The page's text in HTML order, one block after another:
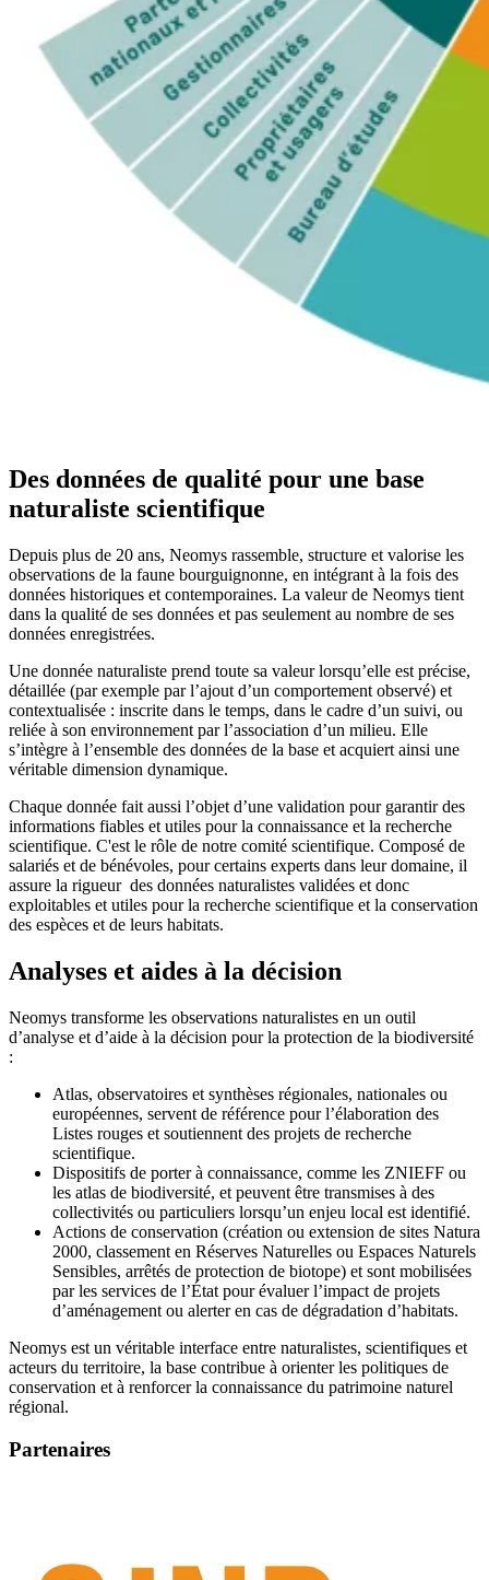
Des données de qualité pour une base
naturaliste scientifique
Depuis plus de 20 ans, Neomys rassemble, structure et valorise les
observations de la faune bourguignonne, en intégrant à la fois des
données historiques et contemporaines. La valeur de Neomys tient
dans la qualité de ses données et pas seulement au nombre de ses
données enregistrées.
Une donnée naturaliste prend toute sa valeur lorsqu’elle est précise,
détaillée (par exemple par l’ajout d’un comportement observé) et
contextualisée : inscrite dans le temps, dans le cadre d’un suivi, ou
reliée à son environnement par l’association d’un milieu. Elle
s’intègre à l’ensemble des données de la base et acquiert ainsi une
véritable dimension dynamique.
Chaque donnée fait aussi l’objet d’une validation pour garantir des
informations fiables et utiles pour la connaissance et la recherche
scientifique. C'est le rôle de notre comité scientifique. Composé de
salariés et de bénévoles, pour certains experts dans leur domaine, il
assure la rigueur des données naturalistes validées et donc
exploitables et utiles pour la recherche scientifique et la conservation
des espèces et de leurs habitats.
Analyses et aides à la décision
Neomys transforme les observations naturalistes en un outil
d’analyse et d’aide à la décision pour la protection de la biodiversité
:
Atlas, observatoires et synthèses régionales, nationales ou
européennes, servent de référence pour l’élaboration des
Listes rouges et soutiennent des projets de recherche
scientifique.
Dispositifs de porter à connaissance, comme les ZNIEFF ou
les atlas de biodiversité, et peuvent être transmises à des
collectivités ou particuliers lorsqu’un enjeu local est identifié.
Actions de conservation (création ou extension de sites Natura
2000, classement en Réserves Naturelles ou Espaces Naturels
Sensibles, arrêtés de protection de biotope) et sont mobilisées
par les services de l’État pour évaluer l’impact de projets
d’aménagement ou alerter en cas de dégradation d’habitats.
Neomys est un véritable interface entre naturalistes, scientifiques et
acteurs du territoire, la base contribue à orienter les politiques de
conservation et à renforcer la connaissance du patrimoine naturel
régional.
Partenaires